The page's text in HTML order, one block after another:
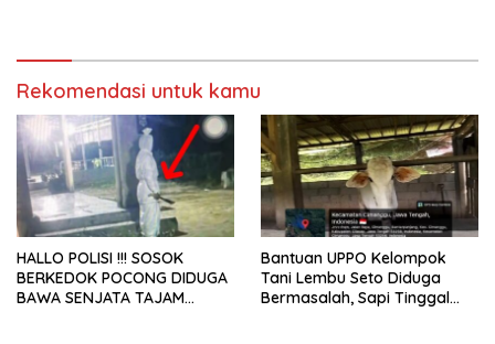
Rekomendasi untuk kamu
HALLO POLISI !!! SOSOK
BERKEDOK POCONG DIDUGA
BAWA SENJATA TAJAM
Bantuan UPPO Kelompok
Tani Lembu Seto Diduga
Bermasalah, Sapi Tinggal